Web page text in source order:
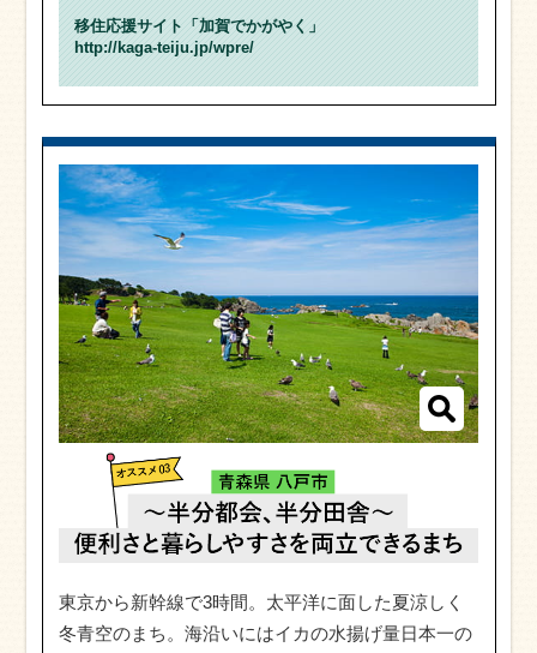
移住応援サイト「加賀でかがやく」
http://kaga-teiju.jp/wpre/
東京から新幹線で3時間。太平洋に面した夏涼しく
冬青空のまち。海沿いにはイカの水揚げ量日本一の